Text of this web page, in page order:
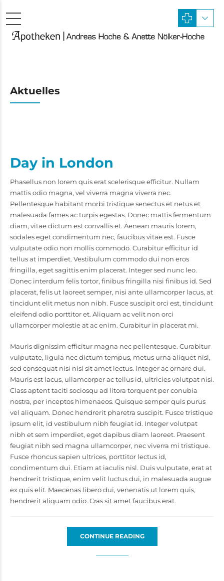
Aktuelles
Day in London
Phasellus non lorem quis erat scelerisque efficitur. Nullam
mattis odio magna, vel viverra magna viverra nec.
Pellentesque habitant morbi tristique senectus et netus et
malesuada fames ac turpis egestas. Donec mattis fermentum
diam, vitae dictum est convallis et. Aenean mauris lorem,
sodales eget condimentum nec, faucibus vitae est. Fusce
vulputate odio non mollis commodo. Curabitur efficitur id
tellus at imperdiet. Vestibulum commodo dui non eros
fringilla, eget sagittis enim placerat. Integer sed nunc leo.
Donec interdum felis tortor, finibus fringilla nisi finibus id. Sed
placerat, felis ut laoreet semper, nisi ante ullamcorper lacus, at
tincidunt elit metus non nibh. Fusce suscipit orci est, tincidunt
eleifend odio porttitor et. Aliquam ac velit non orci
ullamcorper molestie at ac enim. Curabitur in placerat mi.
Mauris dignissim efficitur magna nec pellentesque. Curabitur
vulputate, ligula nec dictum tempus, metus urna aliquet nisl,
sed consequat nisi nisl sit amet lectus. Integer ac ornare dui.
Mauris est lacus, ullamcorper ac tellus id, ultricies volutpat nisi.
Class aptent taciti sociosqu ad litora torquent per conubia
nostra, per inceptos himenaeos. Quisque semper quis purus
vel aliquam. Donec hendrerit pharetra suscipit. Fusce tristique
ipsum elit, id vestibulum nibh feugiat id. Integer volutpat
nibh et sem imperdiet, eget dapibus diam laoreet. Praesent
feugiat nibh sed magna ullamcorper, nec viverra mi tristique.
Fusce rhoncus sapien ultrices, porttitor lectus id,
condimentum dui. Etiam at iaculis nisl. Duis vulputate, erat at
hendrerit tristique, enim velit luctus dui, in malesuada augue
ex quis elit. Maecenas libero dui, venenatis ut lorem quis,
hendrerit aliquam odio. Cras sit amet faucibus erat.
CONTINUE READING